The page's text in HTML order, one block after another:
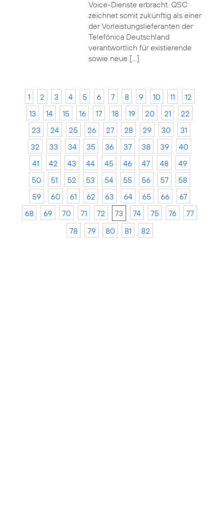
Voice-Dienste erbracht. QSC
zeichnet somit zukünftig als einer
der Vorleistungslieferanten der
Telefónica Deutschland
verantwortlich für existierende
sowie neue […]
1 2 3 4 5 6 7 8 9 10 11
12
13
14 15 16 17 18 19 20 21
22
23
24 25 26 27 28 29 30
31
32
33 34 35 36 37 38 39
40
41
42 43 44 45 46 47 48
49
50
51 52 53 54 55 56 57
58
59
60 61 62 63 64 65 66
67
68
69 70 71 72 73 74 75 76
77
78
79 80 81 82